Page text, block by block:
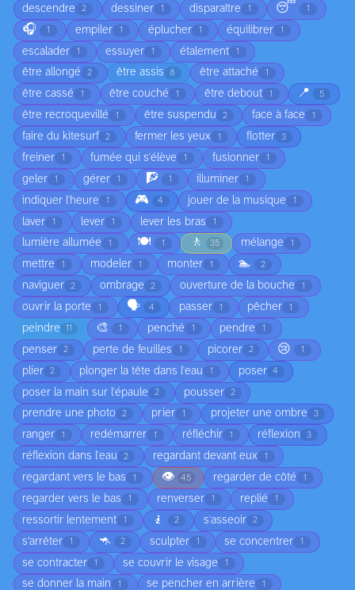
descendre 2 dessiner 1 disparaître 1 😴 1
🎧 1 empiler 1 éplucher 1 équilibrer 1
escalader 1 essuyer 1 étalement 1
être allongé 2 être assis 8 être attaché 1
être cassé 1 être couché 1 être debout 1 📍 5
être recroquevillé 1 être suspendu 2 face à face 1
faire du kitesurf 2 fermer les yeux 1 flotter 3
freiner 1 fumée qui s'élève 1 fusionner 1
geler 1 gérer 1 🧗 1 illuminer 1
indiquer l'heure 1 🎮 4 jouer de la musique 1
laver 1 lever 1 lever les bras 1
lumière allumée 1 🍽️ 1 🚶 35 mélange 1
mettre 1 modeler 1 monter 1 🏊 2
naviguer 2 ombrage 2 ouverture de la bouche 1
ouvrir la porte 1 🗣️ 4 passer 1 pêcher 1
peindre 11 🎨 1 penché 1 pendre 1
penser 2 perte de feuilles 1 picorer 2 😢 1
plier 2 plonger la tête dans l'eau 1 poser 4
poser la main sur l'épaule 2 pousser 2
prendre une photo 2 prier 1 projeter une ombre 3
ranger 1 redémarrer 1 réfléchir 1 réflexion 3
réflexion dans l'eau 2 regardant devant eux 1
regardant vers le bas 1 👁️ 45 regarder de côté 1
regarder vers le bas 1 renverser 1 replié 1
ressortir lentement 1 🧎 2 s'asseoir 2
s’arrêter 1 🦘 2 sculpter 1 se concentrer 1
se contracter 1 se couvrir le visage 1
se donner la main 1 se pencher en arrière 1